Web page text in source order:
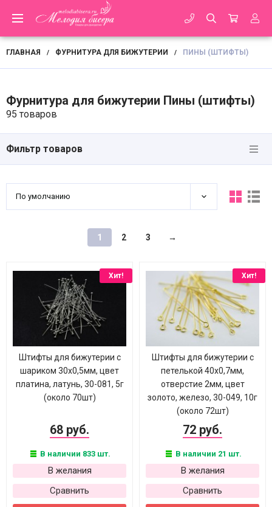
ГЛАВНАЯ / ФУРНИТУРА ДЛЯ БИЖУТЕРИИ / ПИНЫ (ШТИФТЫ)
Фурнитура для бижутерии Пины (штифты)
95 товаров
Фильтр товаров
По умолчанию
1 2 3 →
Хит!
Штифты для бижутерии с
шариком 30х0,5мм, цвет
платина, латунь, 30-081, 5г
(около 70шт)
68 руб.
В наличии 833 шт.
В желания
Сравнить
Хит!
Штифты для бижутерии с
петелькой 40х0,7мм,
отверстие 2мм, цвет
золото, железо, 30-049, 10г
(около 72шт)
72 руб.
В наличии 21 шт.
В желания
Сравнить